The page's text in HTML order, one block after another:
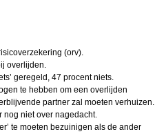
(orv).
overlijden.
geregeld, 47 procent niets.
te hebben om een overlijden
partner zal moeten verhuizen.
nog niet over nagedacht.
te moeten bezuinigen als de ander